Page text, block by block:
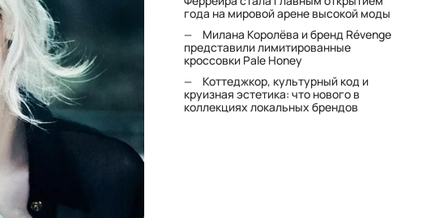
года на мировой арене высокой моды
Милана Королёва и бренд Révenge
представили лимитированные
кроссовки Pale Honey
Коттеджкор, культурный код и
круизная эстетика: что нового в
коллекциях локальных брендов